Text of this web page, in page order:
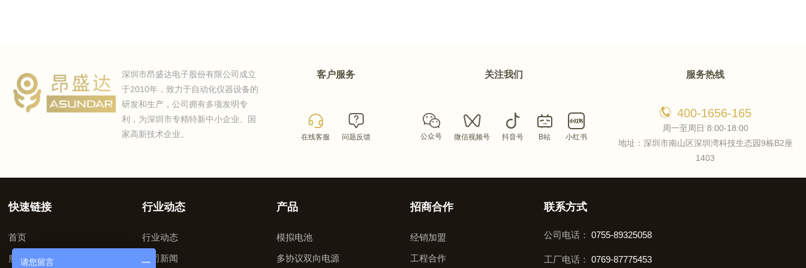
深圳市昂盛达电子股份有限公司成立
于2010年，致力于自动化仪器设备的
研发和生产，公司拥有多项发明专
利，为深圳市专精特新中小企业、国
家高新技术企业。
客户服务
在线客服 问题反馈
关注我们
公众号 微信视频号 抖音号 B站 小红书
服务热线
400-1656-165
周一至周日 8:00-18:00
地址：深圳市南山区深圳湾科技生态园9栋B2座
1403
快速链接
首页
服务支持
行业动态
行业动态
公司新闻
产品
模拟电池
多协议双向电源
招商合作
经销加盟
工程合作
联系方式
公司电话：0755-89325058
工厂电话：0769-87775453
请您留言